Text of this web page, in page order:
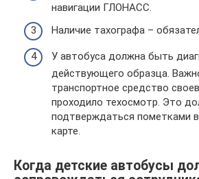
навигации ГЛОНАСС.
Наличие тахографа –
У автобуса должна быть
действующего образца.
транспортное средство
проходило техосмотр. Это
подтверждаться пометками
карте.
Когда детские автобусы